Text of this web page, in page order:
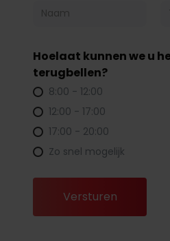
Hoelaat kunnen we u
terugbellen?
8:00 - 12:00
12:00 - 17:00
17:00 - 20:00
Zo snel mogelijk